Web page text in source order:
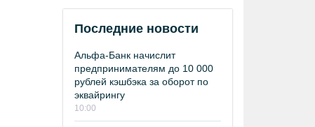
Последние новости
Альфа-Банк начислит
предпринимателям до 10 000
рублей кэшбэка за оборот по
эквайрингу
10:00